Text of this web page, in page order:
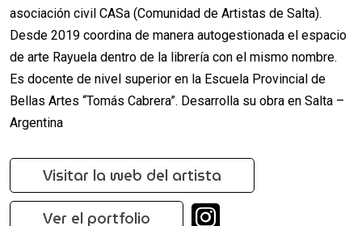
asociación civil CASa (Comunidad de Artistas de Salta).
Desde 2019 coordina de manera autogestionada el espacio
de arte Rayuela dentro de la librería con el mismo nombre.
Es docente de nivel superior en la Escuela Provincial de
Bellas Artes “Tomás Cabrera”. Desarrolla su obra en Salta –
Argentina
Visitar la web del artista
Ver el portfolio